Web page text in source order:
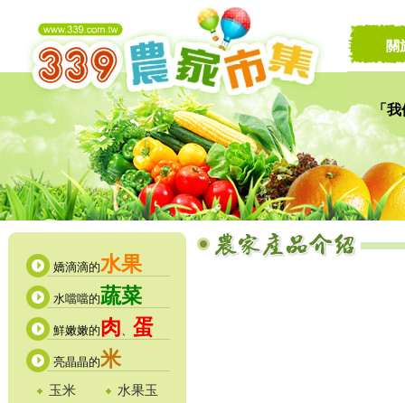
「我
讓
關
嬌滴滴的水果
水噹噹的蔬菜
鮮嫩嫩的肉、 蛋
亮晶晶的米
玉米
水果玉